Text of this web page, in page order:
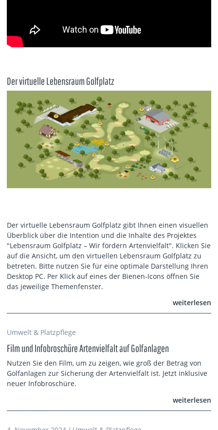
Der virtuelle Lebensraum Golfplatz
Der virtuelle Lebensraum Golfplatz gibt Ihnen einen visuellen
Überblick über die Intention und die Inhalte des Projektes
"Lebensraum Golfplatz – Wir fördern Artenvielfalt". Klicken Sie
auf die Ansicht, um den virtuellen Lebensraum Golfplatz zu
betreten. Bitte nutzen Sie für eine optimale Darstellung Ihren
Desktop PC. Per Klick auf eines der Bienen-Icons öffnen Sie
das jeweilige Themenfenster.
weiterlesen
Umwelt & Platzpflege
Film und Infobroschüre Artenvielfalt auf Golfanlagen
Nutzen Sie den Film, um zu zeigen, wie groß der Betrag von
Golfanlagen zur Sicherung der Artenvielfalt ist. Jetzt inklusive
neuer Infobroschüre.
weiterlesen